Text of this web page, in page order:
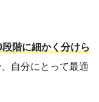
階に細かく分けら
自分にとって最適